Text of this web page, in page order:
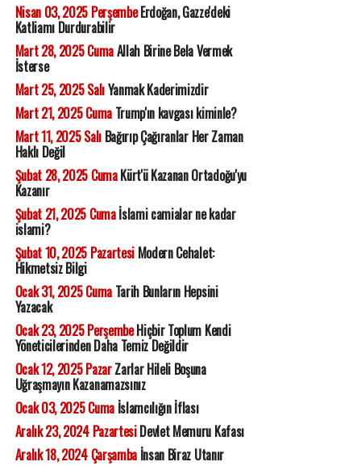
Nisan 03, 2025 PerşembeErdoğan, Gazze'deki
Katliamı Durdurabilir
Mart 28, 2025 CumaAllah Birine Bela Vermek
İsterse
Mart 25, 2025 SalıYanmak Kaderimizdir
Mart 21, 2025 CumaTrump'ın kavgası kiminle?
Mart 11, 2025 SalıBağırıp Çağıranlar Her Zaman
Haklı Değil
Şubat 28, 2025 CumaKürt'ü Kazanan Ortadoğu'yu
Kazanır
Şubat 21, 2025 Cumaİslami camialar ne kadar
islami?
Şubat 10, 2025 PazartesiModern Cehalet:
Hikmetsiz Bilgi
Ocak 31, 2025 CumaTarih Bunların Hepsini
Yazacak
Ocak 23, 2025 PerşembeHiçbir Toplum Kendi
Yöneticilerinden Daha Temiz Değildir
Ocak 12, 2025 PazarZarlar Hileli Boşuna
Uğraşmayın Kazanamazsınız
Ocak 03, 2025 Cumaİslamcılığın İflası
Aralık 23, 2024 PazartesiDevlet Memuru Kafası
Aralık 18, 2024 Çarşambaİnsan Biraz Utanır